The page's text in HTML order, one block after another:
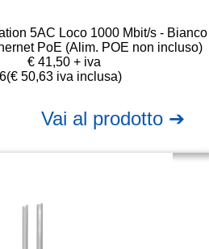
5AC Loco 1000 Mbit/s - Bianco
PoE (Alim. POE non incluso)
€ 41,50 + iva
(€ 50,63 iva inclusa)
Vai al prodotto ➔